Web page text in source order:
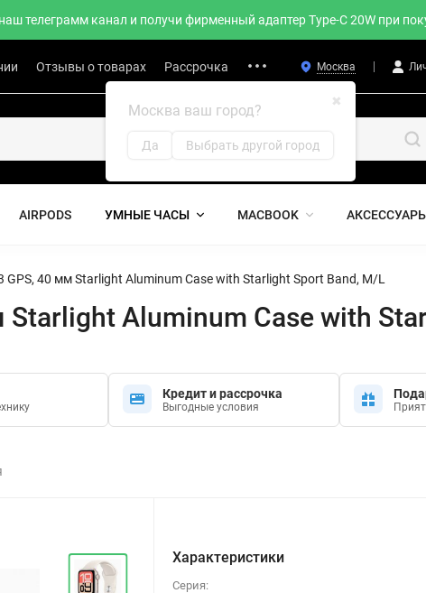
телеграмм канал и получи фирменный адаптер Type-C 20W при
Отзывы о товарах Рассрочка Москва
✖
Москва ваш город?
Да Выбрать другой город
AIRPODS УМНЫЕ ЧАСЫ MACBOOK
GPS, 40 мм Starlight Aluminum Case with Starlight Sport Band, M/L
Starlight Aluminum Case with
Кредит и рассрочка
Выгодные условия
Характеристики
Серия: